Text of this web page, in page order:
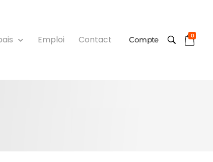
Emploi Contact Compte 0